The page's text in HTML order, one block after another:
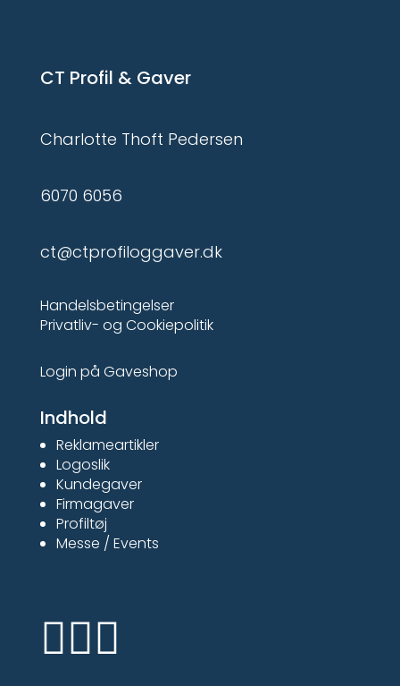
CT Profil & Gaver
Charlotte Thoft Pedersen
6070 6056
ct@ctprofiloggaver.dk
Handelsbetingelser
Privatliv- og Cookiepolitik
Login på Gaveshop
Indhold
Reklameartikler
Logoslik
Kundegaver
Firmagaver
Profiltøj
Messe / Events
